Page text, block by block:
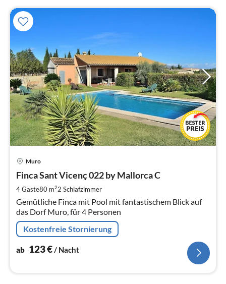
Muro
Finca Sant Vicenç 022 by Mallorca C
4 Gäste80 m22 Schlafzimmer
Gemütliche Finca mit Pool mit fantastischem Blick auf
das Dorf Muro, für 4 Personen
Kostenfreie Stornierung
ab 123€ / Nacht